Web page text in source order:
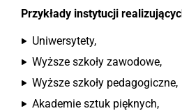
Przykłady instytucji
Uniwersytety,
Wyższe szkoły zawodowe,
Wyższe szkoły pedagogiczne,
Akademie sztuk pięknych,